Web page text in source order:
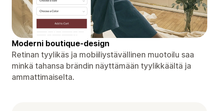
Moderni boutique-design
Retinan tyylikäs ja mobiiliystävällinen muotoilu saa
minkä tahansa brändin näyttämään tyylikkäältä ja
ammattimaiselta.